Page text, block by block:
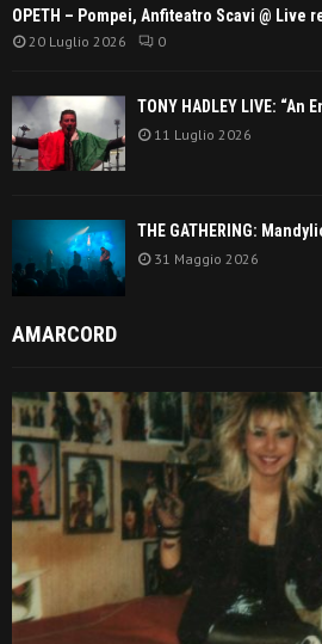
OPETH – Pompei, Anfiteatro Scavi @ Live
20 Luglio 2026 0
TONY HADLEY LIVE: “An
11 Luglio 2026
THE GATHERING:
31 Maggio 2026
AMARCORD